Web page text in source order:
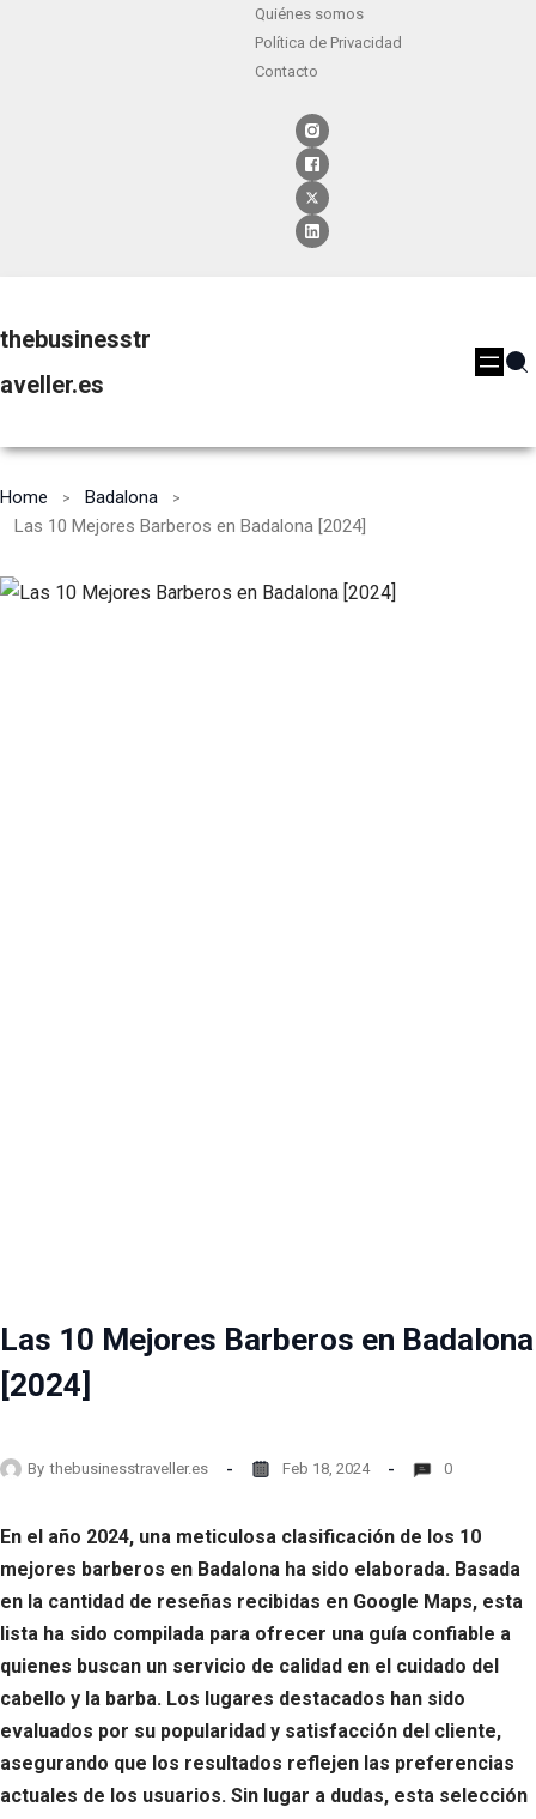
Quiénes somos
Política de Privacidad
Contacto
thebusinesstr
aveller.es
Home
Badalona
Las 10 Mejores Barberos en Badalona [2024]
Las 10 Mejores Barberos en Badalona
[2024]
By thebusinesstraveller.es Feb 18, 2024 0
En el año 2024, una meticulosa clasificación de los 10
mejores barberos en Badalona ha sido elaborada. Basada
en la cantidad de reseñas recibidas en Google Maps, esta
lista ha sido compilada para ofrecer una guía confiable a
quienes buscan un servicio de calidad en el cuidado del
cabello y la barba. Los lugares destacados han sido
evaluados por su popularidad y satisfacción del cliente,
asegurando que los resultados reflejen las preferencias
actuales de los usuarios. Sin lugar a dudas, esta selección